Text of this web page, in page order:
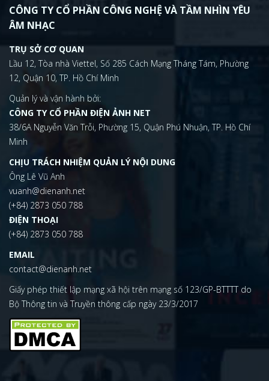
CÔNG TY CỔ PHẦN CÔNG NGHỆ VÀ TẦM NHÌN YÊU
ÂM NHẠC
TRỤ SỞ CƠ QUAN
Lầu 12, Tòa nhà Viettel, Số 285 Cách Mạng Tháng Tám, Phường
12, Quận 10, TP. Hồ Chí Minh
Quản lý và vận hành bởi:
CÔNG TY CỔ PHẦN ĐIỆN ẢNH NET
38/6A Nguyễn Văn Trỗi, Phường 15, Quận Phú Nhuận, TP. Hồ Chí
Minh
CHỊU TRÁCH NHIỆM QUẢN LÝ NỘI DUNG
Ông Lê Vũ Anh
vuanh@dienanh.net
(+84) 2873 050 788
ĐIỆN THOẠI
(+84) 2873 050 788
EMAIL
contact@dienanh.net
Giấy phép thiết lập mạng xã hội trên mạng số 123/GP-BTTTT do
Bộ Thông tin và Truyền thông cấp ngày 23/3/2017